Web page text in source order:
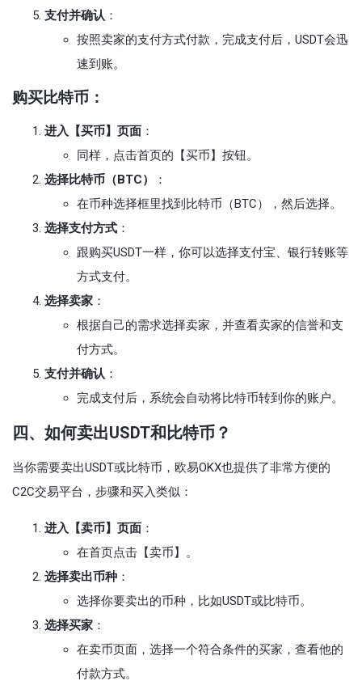
支付并确认 ：
按照卖家的支付方式付款，完成支付后，USDT会迅
速到账。
购买比特币 ：
进入【买币】页面 ：
同样，点击首页的【买币】按钮。
选择比特币（BTC）
：
在币种选择框里找到比特币（BTC），然后选择。
选择支付方式 ：
跟购买USDT一样，你可以选择支付宝、银行转账等
方式支付。
选择卖家 ：
根据自己的需求选择卖家，并查看卖家的信誉和支
付方式。
支付并确认 ：
完成支付后，系统会自动将比特币转到你的账户。
四、如何卖出USDT和比特币？
当你需要卖出USDT或比特币，欧易OKX也提供了非常方便的
C2C交易平台，步骤和买入类似：
进入【卖币】页面 ：
在首页点击【卖币】。
选择卖出币种 ：
选择你要卖出的币种，比如USDT或比特币。
选择买家 ：
在卖币页面，选择一个符合条件的买家，查看他的
付款方式。